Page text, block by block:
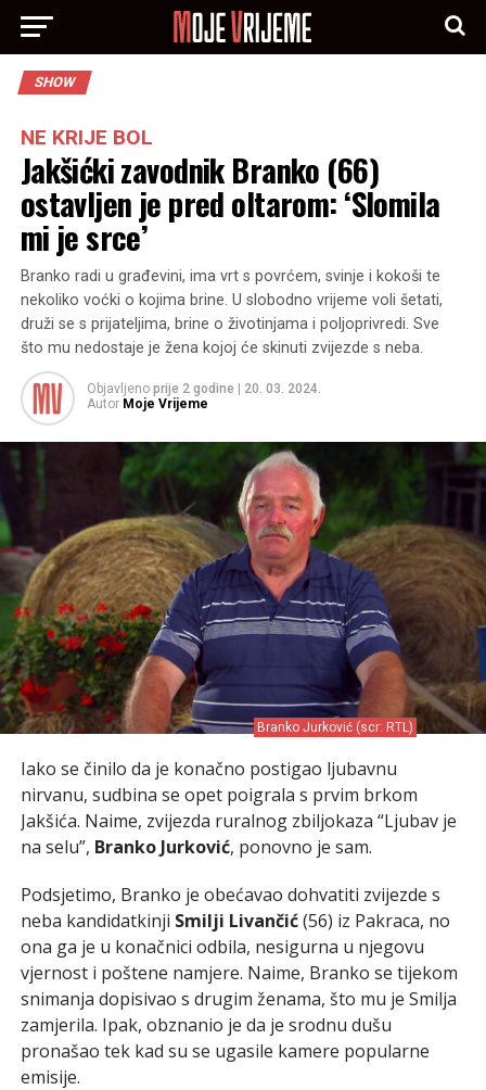
SHOW
NE KRIJE BOL
Jakšićki zavodnik Branko (66)
ostavljen je pred oltarom: ‘Slomila
mi je srce’
Branko radi u građevini, ima vrt s povrćem, svinje i kokoši te
nekoliko voćki o kojima brine. U slobodno vrijeme voli šetati,
druži se s prijateljima, brine o životinjama i poljoprivredi. Sve
što mu nedostaje je žena kojoj će skinuti zvijezde s neba.
Objavljeno prije 2 godine
20. 03. 2024.
Autor Moje Vrijeme
Branko Jurković (scr: RTL)
Iako se činilo da je konačno postigao ljubavnu
nirvanu, sudbina se opet poigrala s prvim brkom
Jakšića. Naime, zvijezda ruralnog zbiljokaza “Ljubav je
na selu”, Branko Jurković, ponovno je sam.
Podsjetimo, Branko je obećavao dohvatiti zvijezde s
neba kandidatkinji Smilji Livančić(56) iz Pakraca, no
ona ga je u konačnici odbila, nesigurna u njegovu
vjernost i poštene namjere. Naime, Branko se tijekom
snimanja dopisivao s drugim ženama, što mu je Smilja
zamjerila. Ipak, obznanio je da je srodnu dušu
pronašao tek kad su se ugasile kamere popularne
emisije.